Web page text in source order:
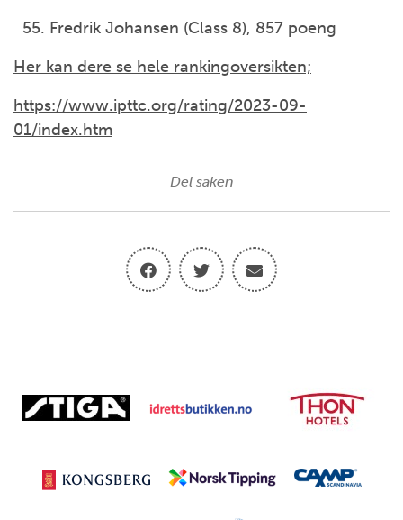
Fredrik Johansen (Class 8), 857 poeng
Her kan dere se hele rankingoversikten;
https://www.ipttc.org/rating/2023-09-
01/index.htm
Del saken